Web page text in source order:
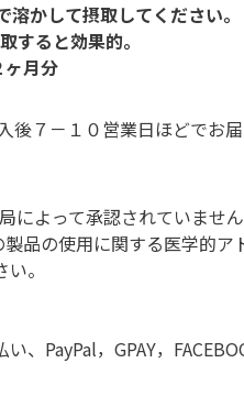
かして摂取してください。
すると効果的。
ヶ月分
後７－１０営業日ほどでお
によって承認されていませ
品の使用に関する医学的
。
、PayPal，GPAY，